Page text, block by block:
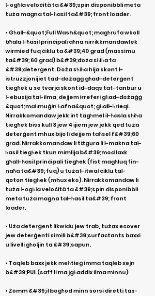
l-ogħla veloċità ta &#39;spin disponibbli meta
tuża magna tal-ħasil ta&#39; front loader.
• Għall-&quot;Full Wash&quot; magħrufa wkoll
bħala l-ħasil prinċipali aħna nirrikkmandawlek
wirmied fuq ċiklu ta &#39;40 grad (massimu
ta&#39; 60 grad) b&#39;doża sħiħa ta
&#39;deterġent. Doża sħiħa hija skont l-
istruzzjonijiet tad-dożaġġ għad-deterġent
tiegħek u se tvarja skont id-daqs tat-tanbur u
l-ebusija tal-ilma, dejjem irreferi għad-dożaġġ
&quot;maħmuġin ħafna&quot; għall-ħrieqi.
Nirrakkomandaw jekk int tagħmel il-ħasla sħiħa
tiegħek biss kull 3 jew 4 ijiem jew jekk qed tuża
deterġent mhux bijo li dejjem taħsel f&#39;60
grad. Nirrakkomandaw li tiżgura li l-makna tal-
ħasil tiegħek tkun mimlija b&#39;mod laxk
għall-ħasil prinċipali tiegħek (fist magħluq fin-
naħa ta&#39; fuq) u tuża l-itwal ċiklu tal-
qoton tiegħek (mhux eko). Nirrakkomandaw li
tuża l-ogħla veloċità ta &#39;spin disponibbli
meta tuża magna tal-ħasil ta&#39; front
loader.
• Uża deterġent likwidu jew trab, tużax ecover
jew deterġenti simili b&#39;surfactants baxxi
u livelli għoljin ta &#39;sapun.
• Taqleb baxx jekk meħtieġ imma taqleb xejn
b&#39;PUL (saff li ma jgħaddix ilma minnu)
• Żomm &#39;il bogħod minn sorsi diretti tas-